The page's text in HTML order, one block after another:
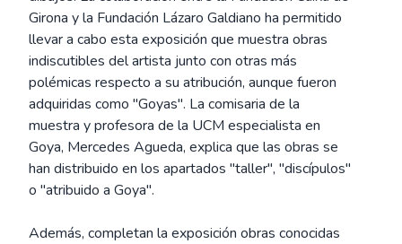
Girona y la Fundación Lázaro Galdiano ha permitido
llevar a cabo esta exposición que muestra obras
indiscutibles del artista junto con otras más
polémicas respecto a su atribución, aunque fueron
adquiridas como "Goyas". La comisaria de la
muestra y profesora de la UCM especialista en
Goya, Mercedes Agueda, explica que las obras se
han distribuido en los apartados "taller", "discípulos"
o "atribuido a Goya".
Además, completan la exposición obras conocidas